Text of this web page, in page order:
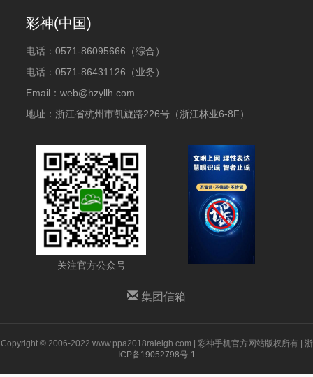
彩神(中国)
电话：0571-86095666（综合）
电话：0571-86431126（业务）
Email：web@hzyllh.com
地址：浙江省杭州市凯旋路226号（浙江林业6-8F）
关注官方公众号
集团信箱
Copyright © 2006-2022 www.ppa2018raleigh.com | 彩神手机官方网站版权所有 | 浙
ICP备19052798号-1